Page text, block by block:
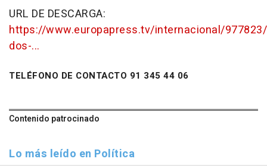
URL DE DESCARGA:
https://www.europapress.tv/internacional/
dos-...
TELÉFONO DE CONTACTO 91 345 44 06
Contenido patrocinado
Lo más leído en Política